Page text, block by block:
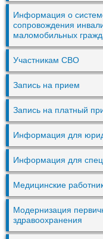
Информация о
сопровождения
маломобильных
Участникам СВО
Запись на прием
Запись на платный
Информация для
Информация для
Медицинские
Модернизация
здравоохранения